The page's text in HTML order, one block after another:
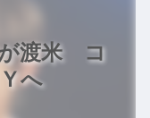
が渡米 コ
へ